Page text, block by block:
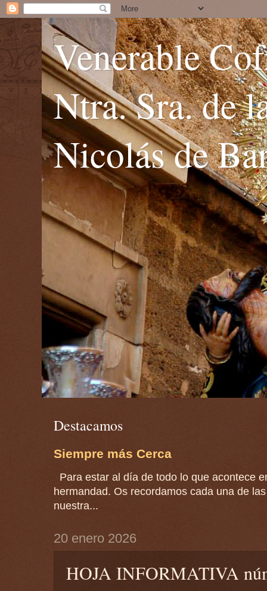
Venerable
Ntra. Sra. de
Nicolás de
Destacamos
Siempre más Cerca
Para estar al día de todo lo que acontece
hermandad. Os recordamos cada una de
nuestra...
20 enero 2026
HOJA INFORMATIVA